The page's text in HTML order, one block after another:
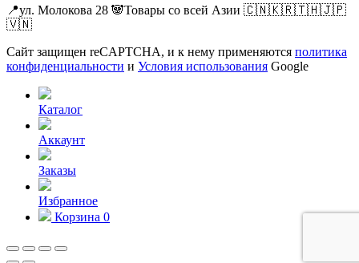
📍ул. Молокова 28 🐼Товары со всей Азии 🇨🇳🇰🇷🇹🇭🇯🇵
🇻🇳
Сайт защищен reCAPTCHA, и к нему применяются политика
конфиденциальности и Условия использования Google
Каталог
Аккаунт
Заказы
Избранное
Корзина 0